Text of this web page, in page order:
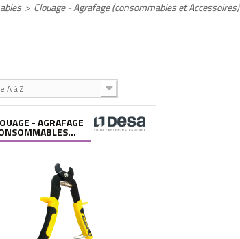
> Clouage - Agrafage (consommables et Accessoires)
A à Z
- AGRAFAGE